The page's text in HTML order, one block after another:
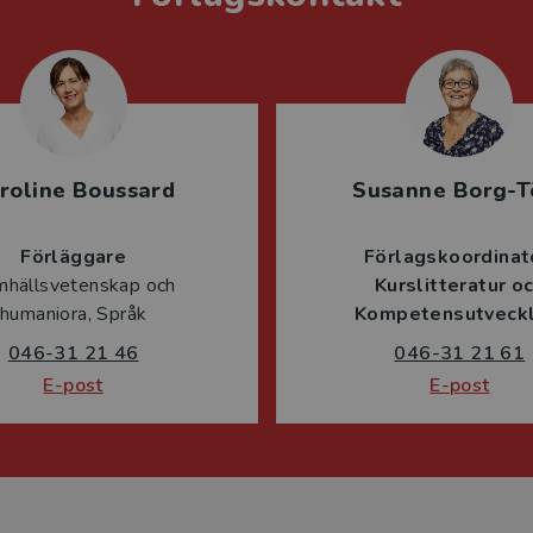
Boussard
Förläggare
och
humaniora, Språk
046-31 21 46
E-post
Susanne Borg-
Kurslitteratur
046-31 21 61
E-post